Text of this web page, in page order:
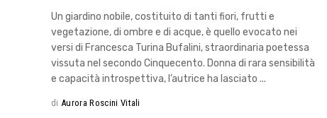
Un giardino nobile, costituito di tanti fiori, frutti e
vegetazione, di ombre e di acque, è quello evocato nei
versi di Francesca Turina Bufalini, straordinaria poetessa
vissuta nel secondo Cinquecento. Donna di rara sensibilità
e capacità introspettiva, l’autrice ha lasciato
di Aurora Roscini Vitali